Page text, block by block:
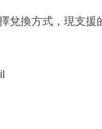
兌換方式，現支